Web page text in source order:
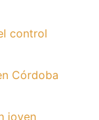
control
Córdoba
joven